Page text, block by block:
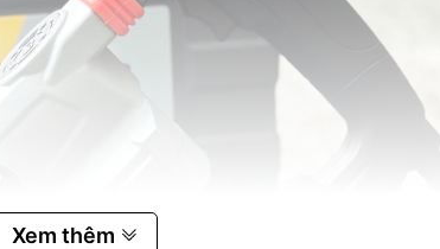
Xem thêm